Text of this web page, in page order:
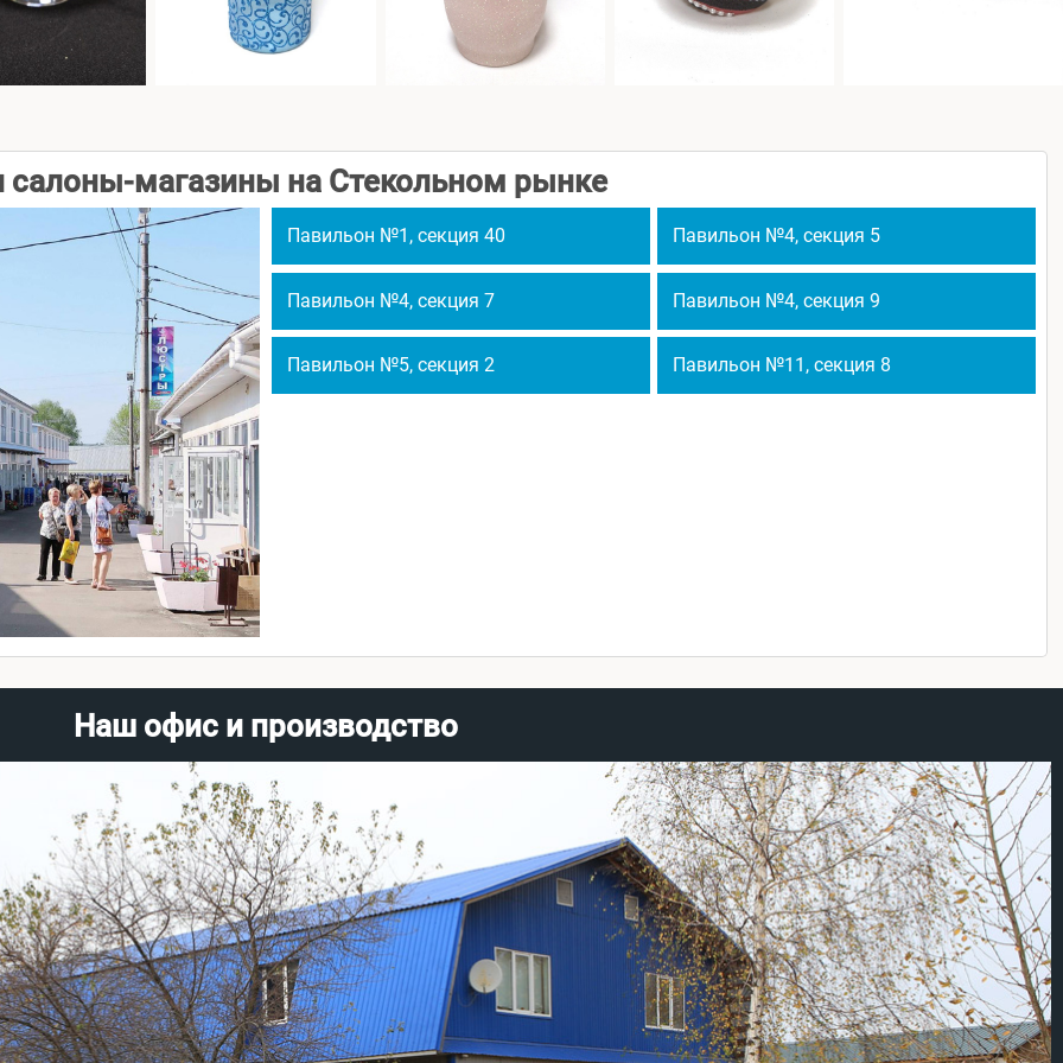
магазины на Стекольном рынке
Павильон №1, секция 40 Павильон №4, секция 5
Павильон №4, секция 7 Павильон №4, секция 9
Павильон №5, секция 2 Павильон №11, секция 8
Наш офис и производство